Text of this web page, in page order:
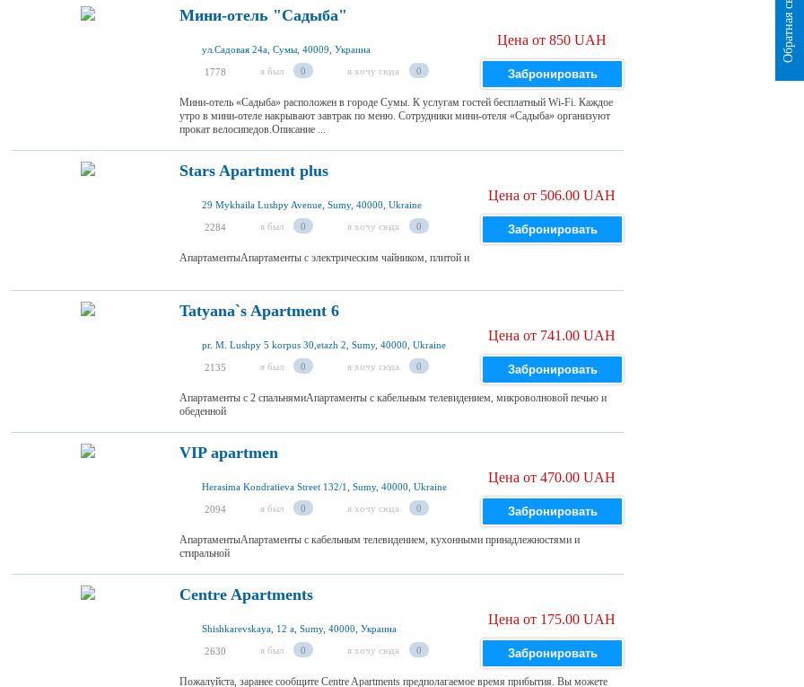
Мини-отель "Садыба"
ул.Садовая 24а, Сумы, 40009, Украина
1778 я был 0 я хочу сюда 0
Цена от 850 UAH
Забронировать
Мини-отель «Садыба» расположен в городе Сумы. К услугам гостей бесплатный Wi-Fi. Каждое
утро в мини-отеле накрывают завтрак по меню. Сотрудники мини-отеля «Садыба» организуют
прокат велосипедов.Описание ...
Stars Apartment plus
29 Mykhaila Lushpy Avenue, Sumy, 40000, Ukraine
2284 я был 0 я хочу сюда 0
Цена от 506.00 UAH
Забронировать
АпартаментыАпартаменты с электрическим чайником, плитой и
Tatyana`s Apartment 6
pr. M. Lushpy 5 korpus 30,etazh 2, Sumy, 40000, Ukraine
2135 я был 0 я хочу сюда 0
Цена от 741.00 UAH
Забронировать
Апартаменты с 2 спальнямиАпартаменты с кабельным телевидением, микроволновой печью и
обеденной
VIP apartmen
Herasima Kondratieva Street 132/1, Sumy, 40000, Ukraine
2094 я был 0 я хочу сюда 0
Цена от 470.00 UAH
Забронировать
АпартаментыАпартаменты с кабельным телевидением, кухонными принадлежностями и
стиральной
Centre Apartments
Shishkarevskaya, 12 a, Sumy, 40000, Украина
2630 я был 0 я хочу сюда 0
Цена от 175.00 UAH
Забронировать
Пожалуйста, заранее сообщите Centre Apartments предполагаемое время прибытия. Вы можете
Обратная связь